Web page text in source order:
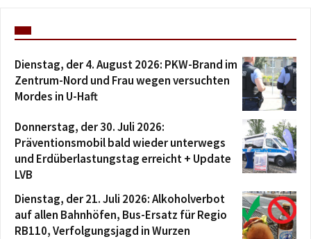
Dienstag, der 4. August 2026: PKW-Brand im
Zentrum-Nord und Frau wegen versuchten
Mordes in U-Haft
Donnerstag, der 30. Juli 2026:
Präventionsmobil bald wieder unterwegs
und Erdüberlastungstag erreicht + Update
LVB
Dienstag, der 21. Juli 2026: Alkoholverbot
auf allen Bahnhöfen, Bus-Ersatz für Regio
RB110, Verfolgungsjagd in Wurzen